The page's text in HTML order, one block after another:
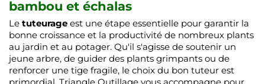
bambou et échalas
Le tuteurage est une étape essentielle pour garantir la
bonne croissance et la productivité de nombreux plants
au jardin et au potager. Qu'il s'agisse de soutenir un
jeune arbre, de guider des plants grimpants ou de
renforcer une tige fragile, le choix du bon tuteur est
primordial. Triangle Outillage vous accompagne pour